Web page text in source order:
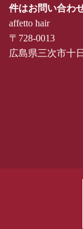
件はお問い合わ
affetto hair
〒728-0013
広島県三次市十